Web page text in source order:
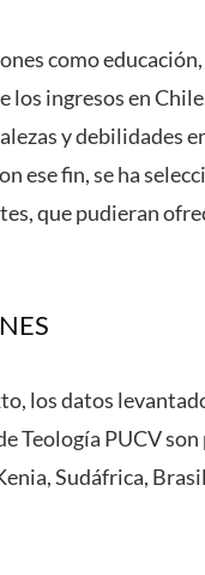
como
ingresos en
y debilidades
ese fin, se ha
que pudieran
los datos
Teología PUCV
Sudáfrica,